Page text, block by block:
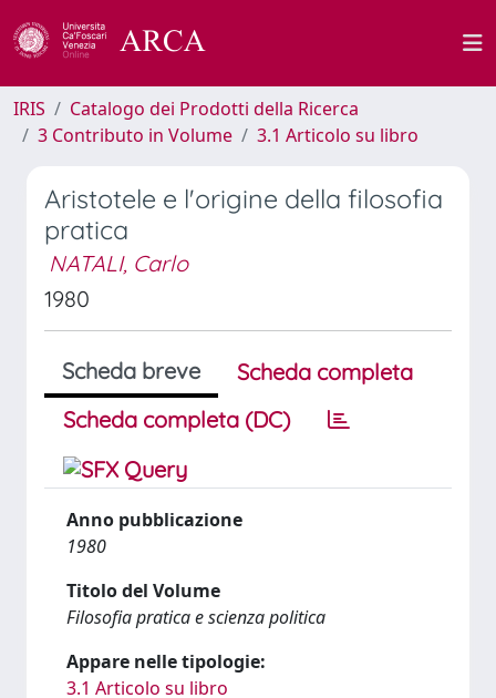
IRIS
Catalogo dei Prodotti della Ricerca
3 Contributo in Volume
3.1 Articolo su libro
Aristotele e l'origine della filosofia
pratica
NATALI, Carlo
1980
Scheda breve
Scheda completa
Scheda completa (DC)
Anno pubblicazione
1980
Titolo del Volume
Filosofia pratica e scienza politica
Appare nelle tipologie:
3.1 Articolo su libro